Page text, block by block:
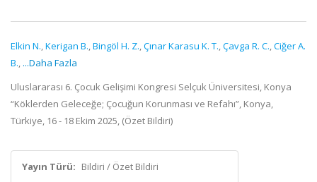
Elkin N.,Kerigan B.,Bingöl H. Z.,Çınar Karasu K. T.,Çavga R. C.,Ciğer A.
B., ...Daha Fazla
Uluslararası 6. Çocuk Gelişimi Kongresi Selçuk Üniversitesi, Konya
“Köklerden Geleceğe; Çocuğun Korunması ve Refahı”, Konya,
Türkiye, 16 - 18 Ekim 2025, (Özet Bildiri)
Yayın Türü: Bildiri / Özet Bildiri